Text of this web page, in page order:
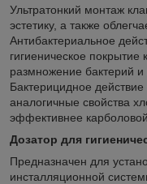
Ультратонкий монтаж
эстетику, а также
Антибактериальное
гигиеническое
размножение бактерий
Бактерицидное
аналогичные свойства
эффективнее
Дозатор для
Предназначен для
инсталляционной